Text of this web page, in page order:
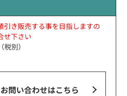
き販売する事を目指しますの
せ下さい
別）
問い合わせはこちら